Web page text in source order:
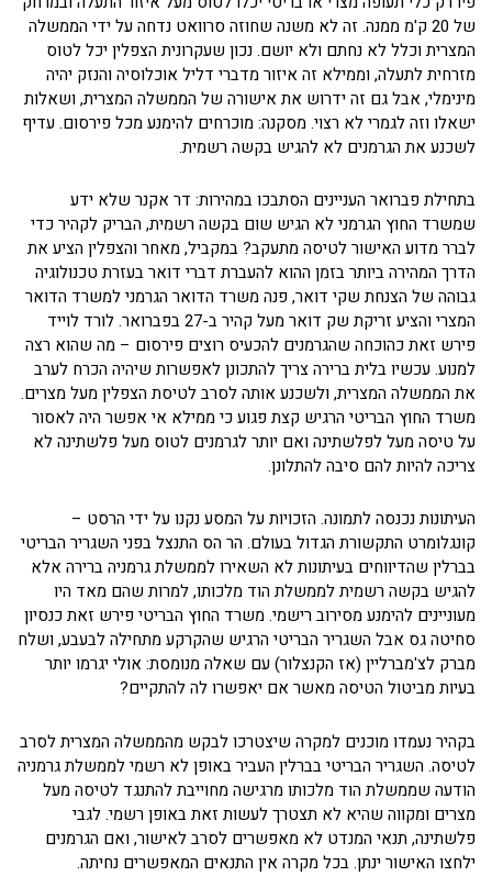
של 20 ק'מ ממנה. זה לא משנה שחוזה סרוואט נדחה על ידי הממשלה
המצרית וכלל לא נחתם ולא יושם. נכון שעקרונית הצפלין יכל לטוס
מזרחית לתעלה, וממילא זה איזור מדברי דליל אוכלוסיה והנזק יהיה
מינימלי, אבל גם זה ידרוש את אישורה של הממשלה המצרית, ושאלות
ישאלו וזה לגמרי לא רצוי. מסקנה: מוכרחים להימנע מכל פירסום. עדיף
לשכנע את הגרמנים לא להגיש בקשה רשמית.
בתחילת פברואר העניינים הסתבכו במהירות: דר אקנר שלא ידע
שמשרד החוץ הגרמני לא הגיש שום בקשה רשמית, הבריק לקהיר כדי
לברר מדוע האישור לטיסה מתעקב? במקביל, מאחר והצפלין הציע את
הדרך המהירה ביותר בזמן ההוא להעברת דברי דואר בעזרת טכנולוגיה
גבוהה של הצנחת שקי דואר, פנה משרד הדואר הגרמני למשרד הדואר
המצרי והציע זריקת שק דואר מעל קהיר ב-27 בפברואר. לורד לוייד
פירש זאת כהוכחה שהגרמנים להכעיס רוצים פירסום – מה שהוא רצה
למנוע. עכשיו בלית ברירה צריך להתכונן לאפשרות שיהיה הכרח לערב
את הממשלה המצרית, ולשכנע אותה לסרב לטיסת הצפלין מעל מצרים.
משרד החוץ הבריטי הרגיש קצת פגוע כי ממילא אי אפשר היה לאסור
על טיסה מעל לפלשתינה ואם יותר לגרמנים לטוס מעל פלשתינה לא
צריכה להיות להם סיבה להתלונן.
העיתונות נכנסה לתמונה. הזכויות על המסע נקנו על ידי הרסט –
קונגלומרט התקשורת הגדול בעולם. הר הס התנצל בפני השגריר הבריטי
בברלין שהדיווחים בעיתונות לא השאירו לממשלת גרמניה ברירה אלא
להגיש בקשה רשמית לממשלת הוד מלכותו, למרות שהם מאד היו
מעוניינים להימנע מסירוב רישמי. משרד החוץ הבריטי פירש זאת כנסיון
סחיטה גס אבל השגריר הבריטי הרגיש שהקרקע מתחילה לבעבע, ושלח
מברק לצ'מברליין (אז הקנצלור) עם שאלה מנומסת: אולי יגרמו יותר
בעיות מביטול הטיסה מאשר אם יאפשרו לה להתקיים?
בקהיר נעמדו מוכנים למקרה שיצטרכו לבקש מהממשלה המצרית לסרב
לטיסה. השגריר הבריטי בברלין העביר באופן לא רשמי לממשלת גרמניה
הודעה שממשלת הוד מלכותו מרגישה מחוייבת להתנגד לטיסה מעל
מצרים ומקווה שהיא לא תצטרך לעשות זאת באופן רשמי. לגבי
פלשתינה, תנאי המנדט לא מאפשרים לסרב לאישור, ואם הגרמנים
ילחצו האישור ינתן. בכל מקרה אין התנאים המאפשרים נחיתה.